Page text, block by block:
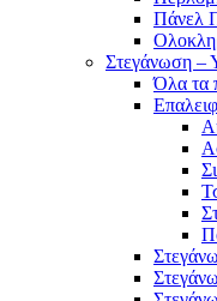
Πάνελ
Στεγάνωση –
Όλα τα